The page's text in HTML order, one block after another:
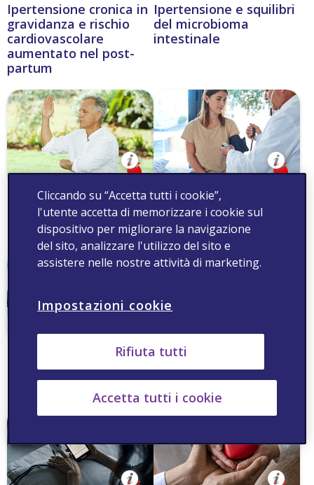
Ipertensione cronica in
gravidanza e rischio
cardiovascolare
aumentato nel post-
partum
Ipertensione e squilibri
del microbioma
intestinale
Ipertensione: il Tai Chi
può avere effetti
positivi
Ipertensione in giovane
età: spesso si tratta di...
Marker immunitari
predittivi per lo
scompenso cardiaco...
Scompenso cardiaco
disfunzioni tiroidee
Cliccando su “Accetta tutti i cookie”,
l'utente accetta di memorizzare i cookie sul
dispositivo per migliorare la navigazione
del sito, analizzare l'utilizzo del sito e
assistere nelle nostre attività di marketing.
Impostazioni cookie
Rifiuta tutti
Accetta tutti i cookie